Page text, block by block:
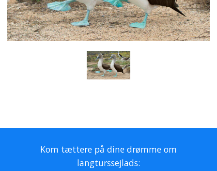
Kom tættere på dine drømme om
langturssejlads: